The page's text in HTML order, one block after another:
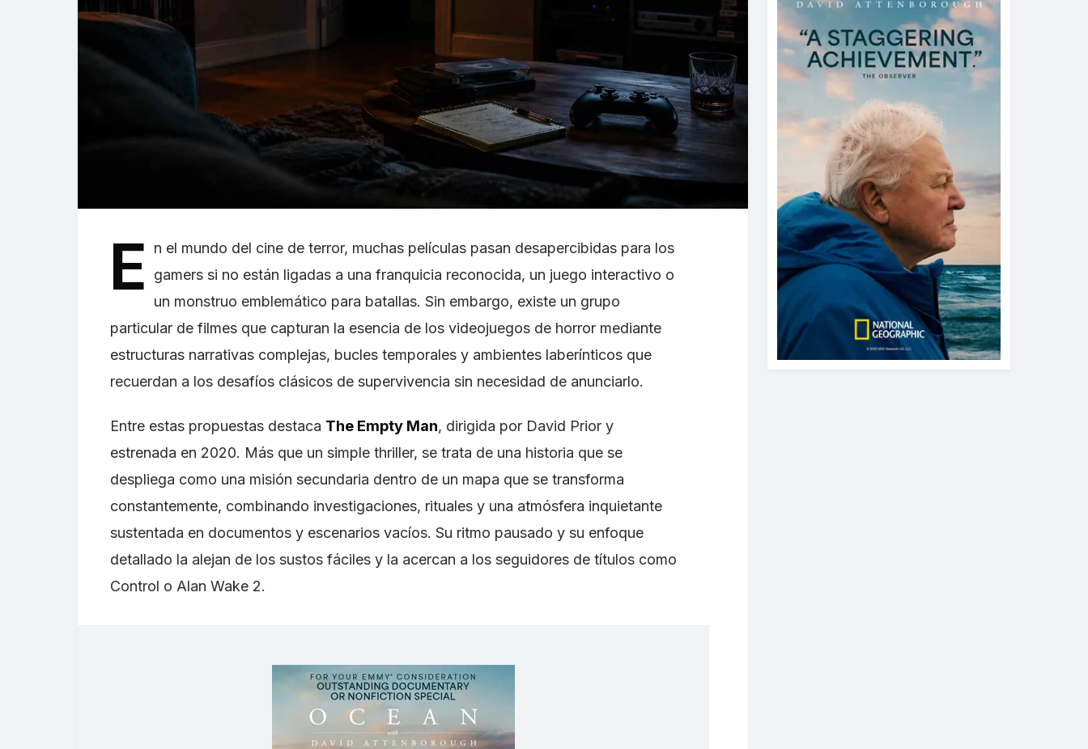
E
n el mundo del cine de terror, muchas películas pasan desapercibidas para los
gamers si no están ligadas a una franquicia reconocida, un juego interactivo o
un monstruo emblemático para batallas. Sin embargo, existe un grupo
particular de filmes que capturan la esencia de los videojuegos de horror mediante
estructuras narrativas complejas, bucles temporales y ambientes laberínticos que
recuerdan a los desafíos clásicos de supervivencia sin necesidad de anunciarlo.
Entre estas propuestas destaca The Empty Man, dirigida por David Prior y
estrenada en 2020. Más que un simple thriller, se trata de una historia que se
despliega como una misión secundaria dentro de un mapa que se transforma
constantemente, combinando investigaciones, rituales y una atmósfera inquietante
sustentada en documentos y escenarios vacíos. Su ritmo pausado y su enfoque
detallado la alejan de los sustos fáciles y la acercan a los seguidores de títulos como
Control o Alan Wake 2.